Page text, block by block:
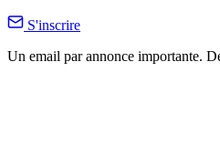
S'inscrire
Un email par annonce importante.